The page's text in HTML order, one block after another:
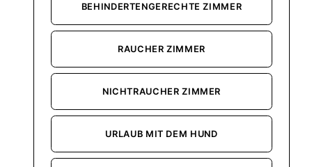
BEHINDERTENGERECHTE ZIMMER
RAUCHER ZIMMER
NICHTRAUCHER ZIMMER
URLAUB MIT DEM HUND